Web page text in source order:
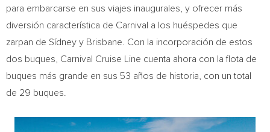
para embarcarse en sus viajes inaugurales, y ofrecer más
diversión característica de Carnival a los huéspedes que
zarpan de Sídney y Brisbane . Con la incorporación de estos
dos buques, Carnival Cruise Line cuenta ahora con la flota de
buques más grande en sus 53 años de historia, con un total
de 29 buques.